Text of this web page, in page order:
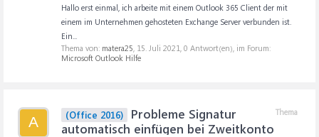
Hallo erst einmal, ich arbeite mit einem Outlook 365 Client der mit
einem im Unternehmen gehosteten Exchange Server verbunden ist.
Ein...
Thema von: matera25, 15. Juli 2021, 0 Antwort(en), im Forum:
Microsoft Outlook Hilfe
A
Thema
(Office 2016)
Probleme Signatur
automatisch einfügen bei Zweitkonto